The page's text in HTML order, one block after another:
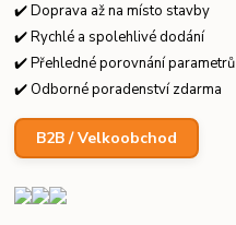
✔️ Doprava až na místo stavby
✔️ Rychlé a spolehlivé dodání
✔️ Přehledné porovnání parametrů
✔️ Odborné poradenství zdarma
B2B / Velkoobchod